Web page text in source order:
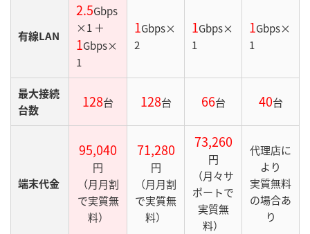
有線LAN
2.5Gbps
×1 ＋
1Gbps×
1
1Gbps×
2
1Gbps×
1
1Gbps×
1
最大接続
台数
128台 128台 66台 40台
端末代金
95,040
円
（月月割
で実質無
料）
71,280
円
（月月割
で実質無
料）
73,260
円
（月々サ
ポートで
実質無
料）
代理店に
より
実質無料
の場合あ
り